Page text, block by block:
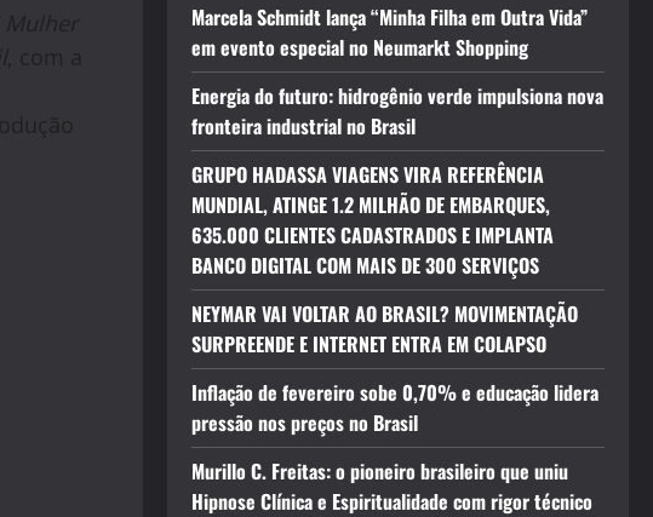
Mulher
, com a
Marcela Schmidt lança “Minha Filha em Outra Vida”
em evento especial no Neumarkt Shopping
Energia do futuro: hidrogênio verde impulsiona nova
fronteira industrial no Brasil
GRUPO HADASSA VIAGENS VIRA REFERÊNCIA
MUNDIAL, ATINGE 1.2 MILHÃO DE EMBARQUES,
635.000 CLIENTES CADASTRADOS E IMPLANTA
BANCO DIGITAL COM MAIS DE 300 SERVIÇOS
NEYMAR VAI VOLTAR AO BRASIL? MOVIMENTAÇÃO
SURPREENDE E INTERNET ENTRA EM COLAPSO
Inflação de fevereiro sobe 0,70% e educação lidera
pressão nos preços no Brasil
Murillo C. Freitas: o pioneiro brasileiro que uniu
Hipnose Clínica e Espiritualidade com rigor técnico